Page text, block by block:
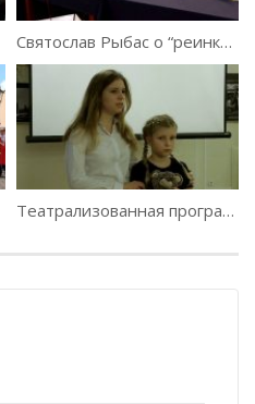
Святослав Рыбас о “реинкарнациях Сталина”
Театрализованная программа «Война глазами детей» 2018